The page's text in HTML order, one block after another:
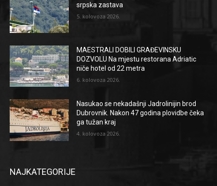
srpska zastava
5. kolovoza 2026.
MAESTRALI DOBILI GRAĐEVINSKU
DOZVOLU Na mjestu restorana Adriatic
niče hotel od 22 metra
6. kolovoza 2026.
Nasukao se nekadašnji Jadrolinijin brod
Dubrovnik. Nakon 47 godina plovidbe čeka
ga tužan kraj
4. kolovoza 2026.
NAJKATEGORIJE